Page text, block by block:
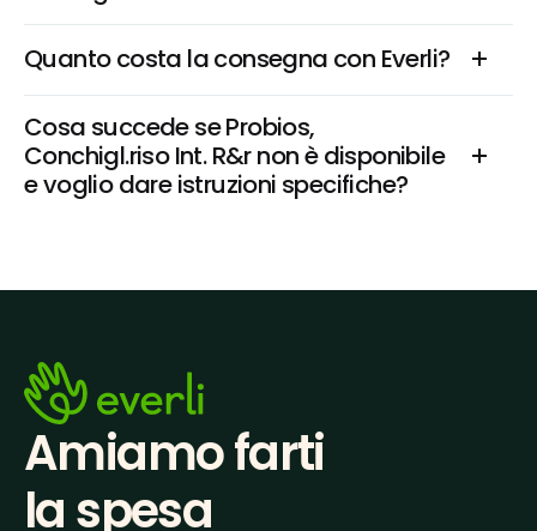
Quanto costa la consegna con Everli?
Cosa succede se Probios,
Conchigl.riso Int. R&r non è disponibile
e voglio dare istruzioni specifiche?
Amiamo farti
la spesa